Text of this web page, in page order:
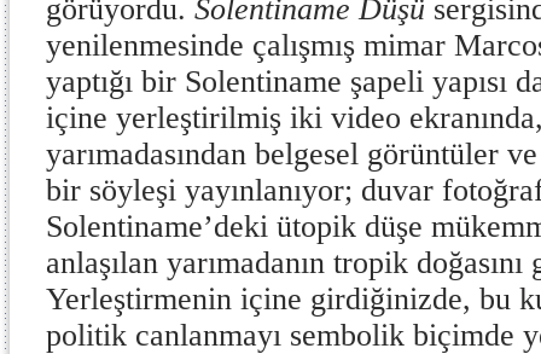
görüyordu. Solentiname Düşü
yenilenmesinde çalışmış mimar
yaptığı bir Solentiname şapeli yapısı
içine yerleştirilmiş iki video
yarımadasından belgesel görüntüler
bir söyleşi yayınlanıyor; duvar
Solentiname’deki ütopik düşe
anlaşılan yarımadanın tropik
Yerleştirmenin içine girdiğinizde, bu
politik canlanmayı sembolik biçimde